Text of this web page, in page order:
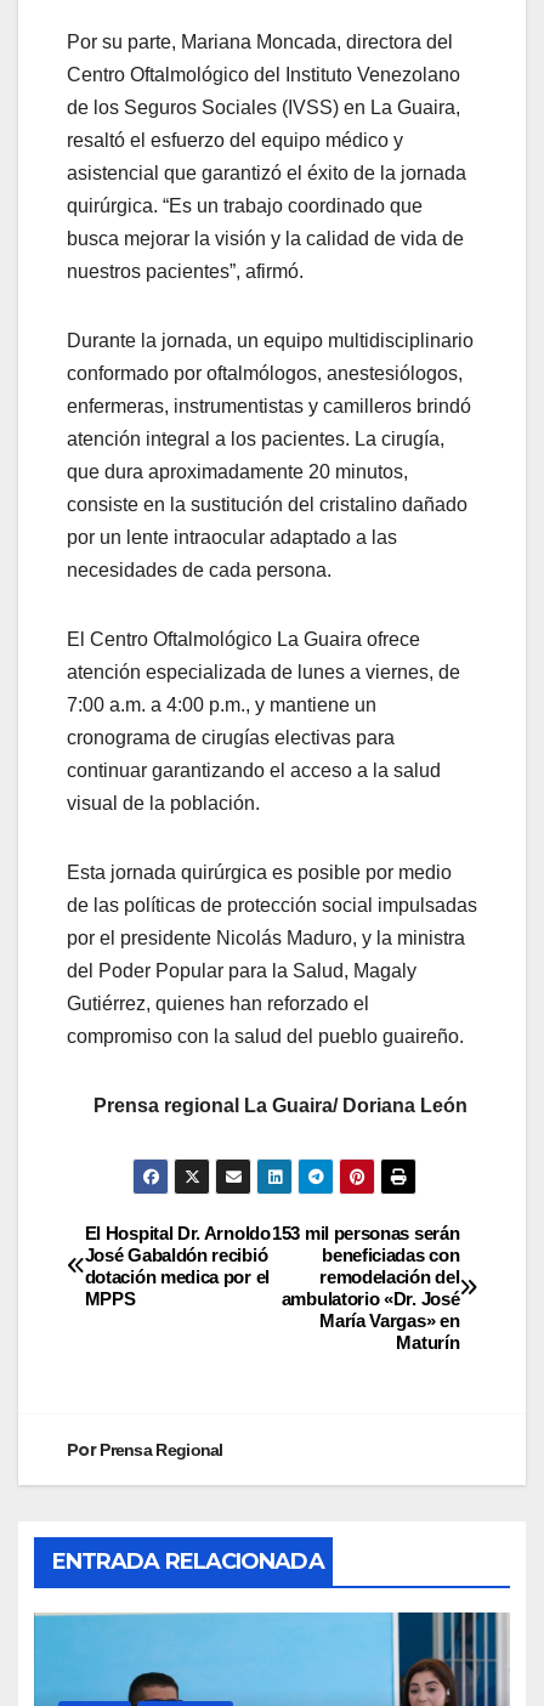
Por su parte, Mariana Moncada, directora del
Centro Oftalmológico del Instituto Venezolano
de los Seguros Sociales (IVSS) en La Guaira,
resaltó el esfuerzo del equipo médico y
asistencial que garantizó el éxito de la jornada
quirúrgica. “Es un trabajo coordinado que
busca mejorar la visión y la calidad de vida de
nuestros pacientes”, afirmó.
Durante la jornada, un equipo multidisciplinario
conformado por oftalmólogos, anestesiólogos,
enfermeras, instrumentistas y camilleros brindó
atención integral a los pacientes. La cirugía,
que dura aproximadamente 20 minutos,
consiste en la sustitución del cristalino dañado
por un lente intraocular adaptado a las
necesidades de cada persona.
El Centro Oftalmológico La Guaira ofrece
atención especializada de lunes a viernes, de
7:00 a.m. a 4:00 p.m., y mantiene un
cronograma de cirugías electivas para
continuar garantizando el acceso a la salud
visual de la población.
Esta jornada quirúrgica es posible por medio
de las políticas de protección social impulsadas
por el presidente Nicolás Maduro, y la ministra
del Poder Popular para la Salud, Magaly
Gutiérrez, quienes han reforzado el
compromiso con la salud del pueblo guaireño.
Prensa regional La Guaira/ Doriana León
153 mil personas serán
beneficiadas con
remodelación del
ambulatorio «Dr. José
María Vargas» en
Maturín
El Hospital Dr. Arnoldo
José Gabaldón recibió
dotación medica por el
MPPS
PorPrensa Regional
ENTRADA RELACIONADA